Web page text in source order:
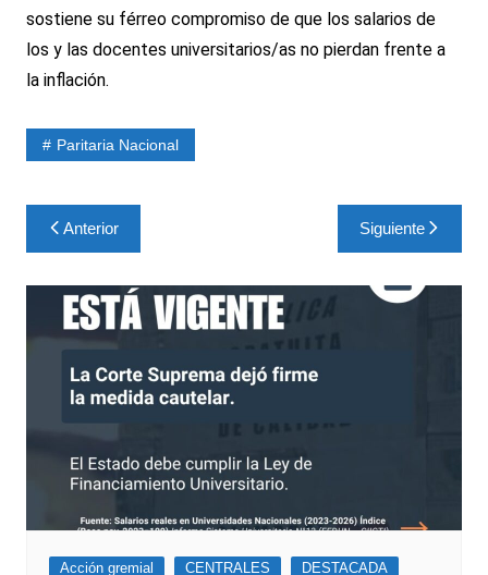
sostiene su férreo compromiso de que los salarios de
los y las docentes universitarios/as no pierdan frente a
la inflación.
Paritaria Nacional
Navegación
de
entradas
Anterior Siguiente
Acción gremial CENTRALES
DESTACADA